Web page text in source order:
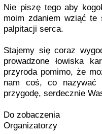
Nie piszę tego aby
moim zdaniem wziąć te
palpitacji serca.
Stajemy się coraz
prowadzone łowiska
przyroda pomimo, że
nam coś, co nazywać
przygodę, serdecznie
Do zobaczenia
Organizatorzy